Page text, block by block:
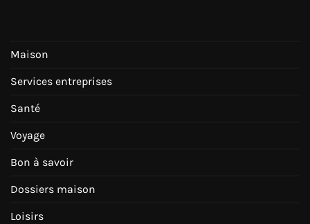
Maison
Services entreprises
Santé
Voyage
Bon à savoir
Dossiers maison
Loisirs